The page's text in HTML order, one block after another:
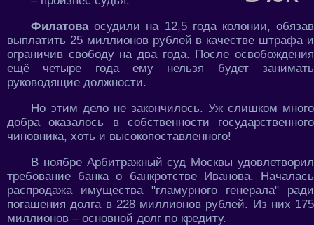
Филатоваосудили на 12,5 года колонии, обязав
выплатить 25 миллионов рублей в качестве штрафа и
ограничив свободу на два года. После освобождения
ещё четыре года ему нельзя будет занимать
руководящие должности.
Но этим дело не закончилось. Уж слишком много
добра оказалось в собственности государственного
чиновника, хоть и высокопоставленного!
В ноябре Арбитражный суд Москвы удовлетворил
требование банка о банкротстве Иванова. Началась
распродажа имущества "гламурного генерала" ради
погашения долга в 228 миллионов рублей. Из них 175
миллионов – основной долг по кредиту.